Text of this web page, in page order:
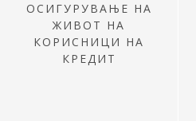
ОСИГУРУВАЊЕ НА
ЖИВОТ НА
КОРИСНИЦИ НА
КРЕДИТ